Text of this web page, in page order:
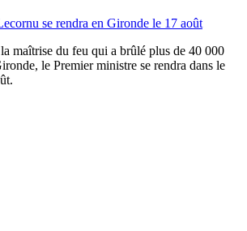
se rendra en Gironde le 17 août
maîtrise du feu qui a brûlé plus de 40 000
le Premier ministre se rendra dans le